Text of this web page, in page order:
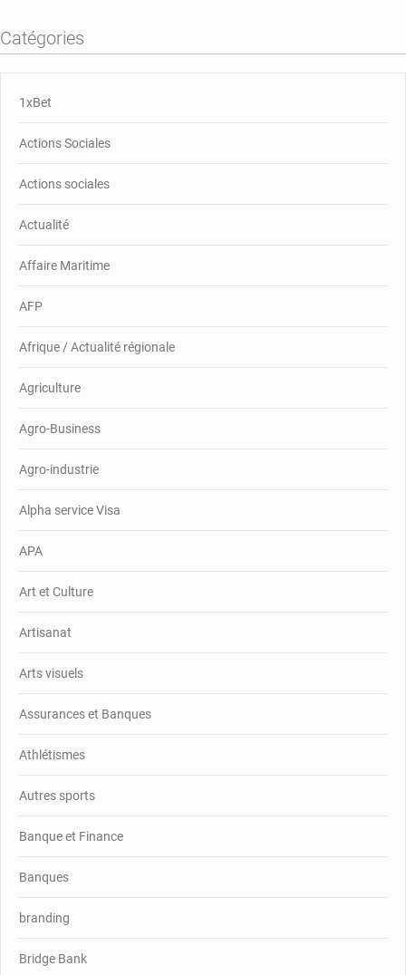
Catégories
1xBet
Actions Sociales
Actions sociales
Actualité
Affaire Maritime
AFP
Afrique / Actualité régionale
Agriculture
Agro-Business
Agro-industrie
Alpha service Visa
APA
Art et Culture
Artisanat
Arts visuels
Assurances et Banques
Athlétismes
Autres sports
Banque et Finance
Banques
branding
Bridge Bank